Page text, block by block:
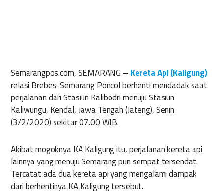
Semarangpos.com, SEMARANG – Kereta Api (Kaligung)
relasi Brebes-Semarang Poncol berhenti mendadak saat
perjalanan dari Stasiun Kalibodri menuju Stasiun
Kaliwungu, Kendal, Jawa Tengah (Jateng), Senin
(3/2/2020) sekitar 07.00 WIB.
Akibat mogoknya KA Kaligung itu, perjalanan kereta api
lainnya yang menuju Semarang pun sempat tersendat.
Tercatat ada dua kereta api yang mengalami dampak
dari berhentinya KA Kaligung tersebut.